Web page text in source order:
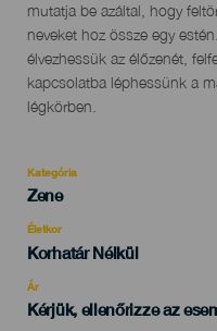
mutatja be azáltal, hogy
neveket hoz össze egy
élvezhessük az élőzenét,
kapcsolatba léphessünk a
légkörben.
Kategória
Categoría
evento
Zene
Életkor
Edad
Korhatár Nélkül
Ár
Kérjük, ellenőrizze az